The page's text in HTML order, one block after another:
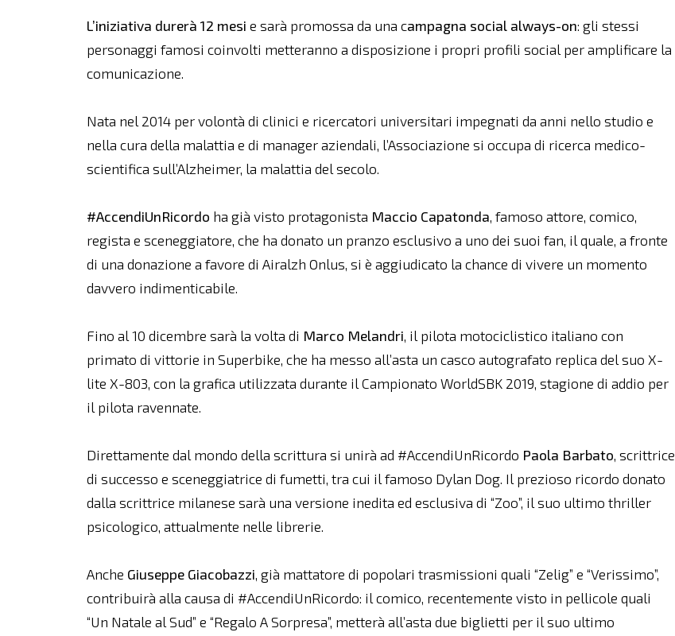
L’iniziativa durerà 12 mesi e sarà promossa da una campagna social always-on: gli stessi
personaggi famosi coinvolti metteranno a disposizione i propri profili social per amplificare la
comunicazione.
Nata nel 2014 per volontà di clinici e ricercatori universitari impegnati da anni nello studio e
nella cura della malattia e di manager aziendali, l’Associazione si occupa di ricerca medico-
scientifica sull’Alzheimer, la malattia del secolo.
#AccendiUnRicordo ha già visto protagonista Maccio Capatonda, famoso attore, comico,
regista e sceneggiatore, che ha donato un pranzo esclusivo a uno dei suoi fan, il quale, a fronte
di una donazione a favore di Airalzh Onlus, si è aggiudicato la chance di vivere un momento
davvero indimenticabile.
Fino al 10 dicembre sarà la volta di Marco Melandri, il pilota motociclistico italiano con
primato di vittorie in Superbike, che ha messo all’asta un casco autografato replica del suo X-
lite X-803, con la grafica utilizzata durante il Campionato WorldSBK 2019, stagione di addio per
il pilota ravennate.
Direttamente dal mondo della scrittura si unirà ad #AccendiUnRicordo Paola Barbato, scrittrice
di successo e sceneggiatrice di fumetti, tra cui il famoso Dylan Dog. Il prezioso ricordo donato
dalla scrittrice milanese sarà una versione inedita ed esclusiva di “Zoo”, il suo ultimo thriller
psicologico, attualmente nelle librerie.
Anche Giuseppe Giacobazzi, già mattatore di popolari trasmissioni quali “Zelig” e “Verissimo”,
contribuirà alla causa di #AccendiUnRicordo: il comico, recentemente visto in pellicole quali
“Un Natale al Sud” e “Regalo A Sorpresa”, metterà all’asta due biglietti per il suo ultimo